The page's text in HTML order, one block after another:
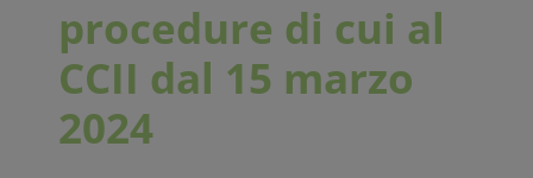
procedure di cui al
CCII dal 15 marzo
2024